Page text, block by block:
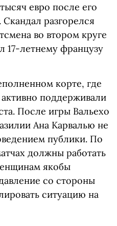
евро после его
разгорелся
во втором круге
17-летнему французу
корте, где
поддерживали
После игры Вальехо
Ана Карвалью не
публики. По
должны работать
якобы
со стороны
ситуацию на